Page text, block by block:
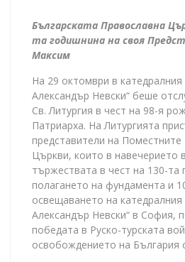
Българската Православна
та годишнина на своя
Максим
На 29 октомври в
Александър Невски“ беше
Св. Литургия в чест на 98-я
Патриарха. На Литургията
представители на
Църкви, които в навечерието
тържествата в чест на 130-та
полагането на фундамента и
освещаването на
Александър Невски“ в София,
победата в Руско-турската
освобождението на България